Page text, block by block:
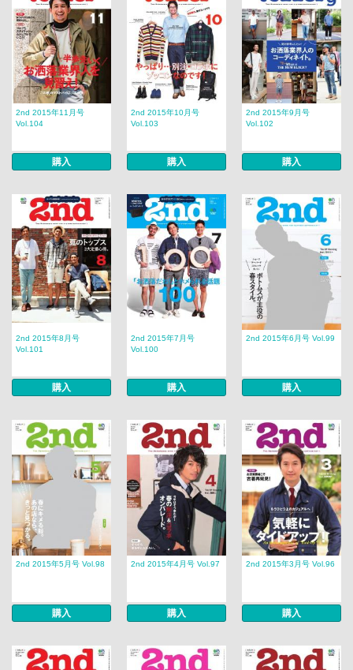
2nd 2015年11月号
Vol.104
購入
2nd 2015年10月号
Vol.103
購入
2nd 2015年9月号
Vol.102
購入
2nd 2015年8月号
Vol.101
購入
2nd 2015年7月号
Vol.100
購入
2nd 2015年6月号 Vol.99
購入
2nd 2015年5月号 Vol.98
購入
2nd 2015年4月号 Vol.97
購入
2nd 2015年3月号 Vol.96
購入